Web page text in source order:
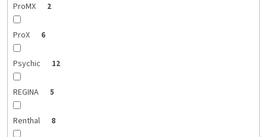
ProMX 2
ProX 6
Psychic 12
REGINA 5
Renthal 8